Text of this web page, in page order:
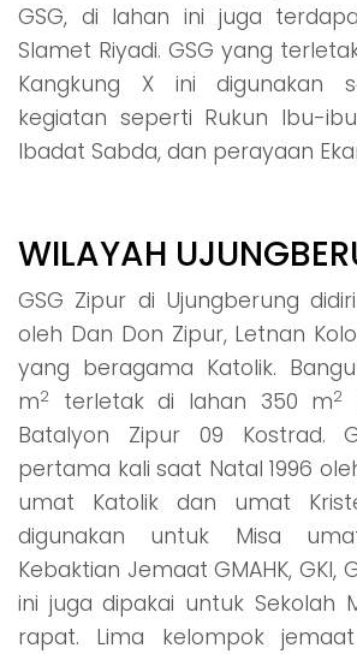
GSG, di lahan ini juga
Slamet Riyadi. GSG yang
Kangkung X ini digunakan
kegiatan seperti Rukun Ibu-
Ibadat Sabda, dan perayaan
WILAYAH
GSG Zipur di Ujungberung
oleh Dan Don Zipur, Letnan
yang beragama Katolik.
m2 terletak di lahan 350 m2
Batalyon Zipur 09 Kostrad.
pertama kali saat Natal 1996
umat Katolik dan umat
digunakan untuk Misa
Kebaktian Jemaat GMAHK, GKI,
ini juga dipakai untuk Sekolah
rapat. Lima kelompok